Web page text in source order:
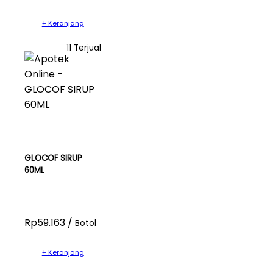
+ Keranjang
11 Terjual
GLOCOF SIRUP
60ML
Rp59.163 / Botol
+ Keranjang